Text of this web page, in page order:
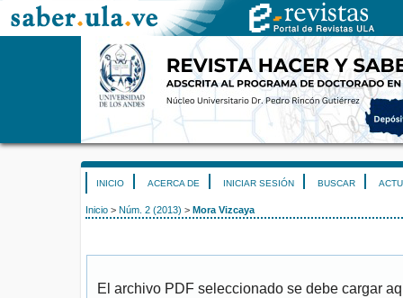
INICIO ACERCA DE INICIAR SESIÓN BUSCAR
Inicio > Núm. 2 (2013) > Mora Vizcaya
El archivo PDF seleccionado se debe cargar